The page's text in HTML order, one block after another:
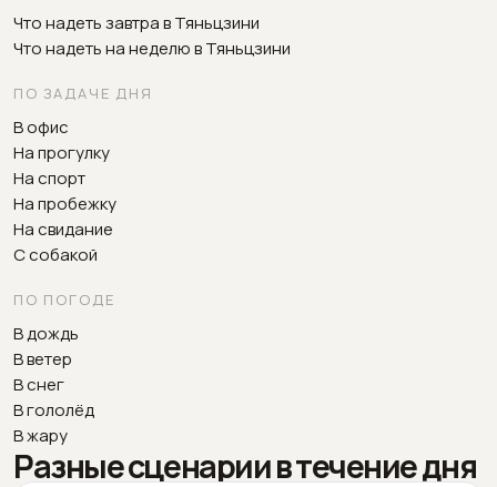
Что надеть завтра в Тяньцзини
Что надеть на неделю в Тяньцзини
ПО ЗАДАЧЕ ДНЯ
В офис
На прогулку
На спорт
На пробежку
На свидание
С собакой
ПО ПОГОДЕ
В дождь
В ветер
В снег
В гололёд
В жару
Разные сценарии в течение дня